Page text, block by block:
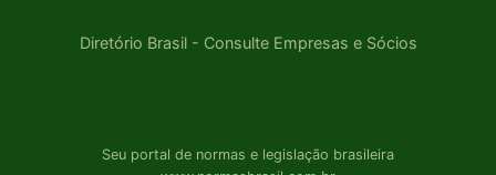
Diretório Brasil - Consulte Empresas e Sócios
Seu portal de normas e legislação brasileira